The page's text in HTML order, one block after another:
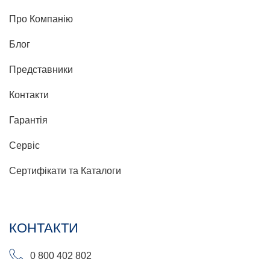
Про Компанію
Блог
Представники
Контакти
Гарантія
Сервіс
Сертифікати та Каталоги
КОНТАКТИ
0 800 402 802